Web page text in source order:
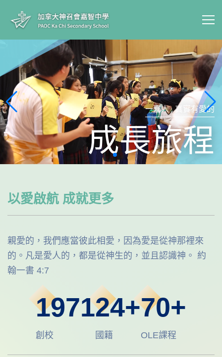
一嘉人 . 真實有愛的
成長旅程
以愛啟航 成就更多
親愛的，我們應當彼此相愛，因為愛是從神那裡來
的。凡是愛人的，都是從神生的，並且認識神。 約
翰一書 4:7
1971
創校
24+
國籍
70+
OLE課程